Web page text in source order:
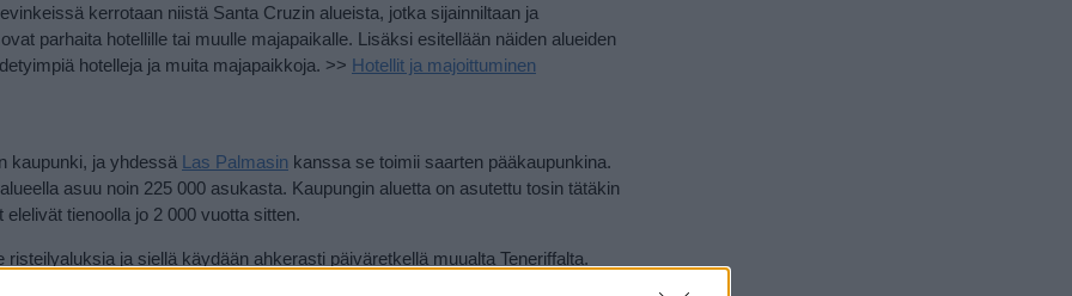
kerrotaan niistä Santa Cruzin alueista, jotka sijainniltaan ja
parhaita hotellille tai muulle majapaikalle. Lisäksi esitellään näiden alueiden
hotelleja ja muita majapaikkoja. >> Hotellit ja majoittuminen
kaupunki, ja yhdessä Las Palmasin kanssa se toimii saarten pääkaupunkina.
asuu noin 225 000 asukasta. Kaupungin aluetta on asutettu tosin tätäkin
tienoolla jo 2 000 vuotta sitten.
ja siellä käydään ahkerasti päiväretkellä muualta Teneriffalta.
maaliskuun loppuun ja keskikesä, jolloin mannerespanjalaiset vierailevat